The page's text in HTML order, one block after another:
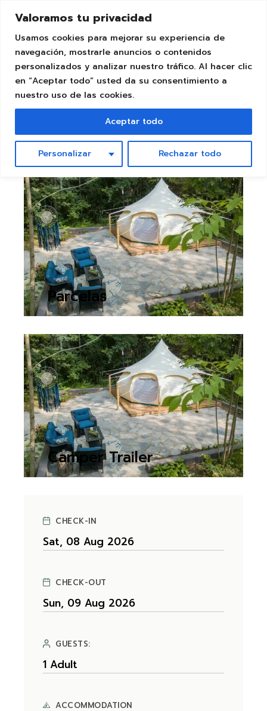
Valoramos tu privacidad
Usamos cookies para mejorar su experiencia de
navegación, mostrarle anuncios o contenidos
personalizados y analizar nuestro tráfico. Al hacer clic
en “Aceptar todo” usted da su consentimiento a
nuestro uso de las cookies.
Personalizar Rechazar todo
Aceptar todo
Archive
Parcelas
CHECK AVAILABILITY
Camper Trailer
CHECK AVAILABILITY
CHECK-IN
CHECK-OUT
GUESTS:
ACCOMMODATION